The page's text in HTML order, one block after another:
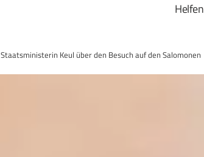
Helfen
Staatsministerin Keul über den Besuch auf den Salomonen